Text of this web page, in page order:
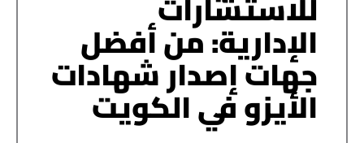
الإدارية: من أفضل
جهات إصدار شهادات
الأيزو في الكويت